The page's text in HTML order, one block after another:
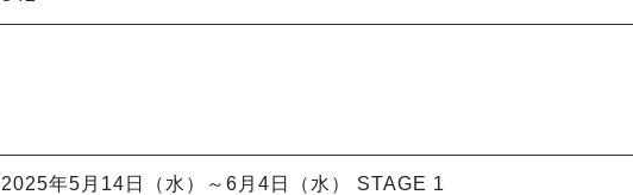
2025年5月14日（水）～6月4日（水） STAGE 1